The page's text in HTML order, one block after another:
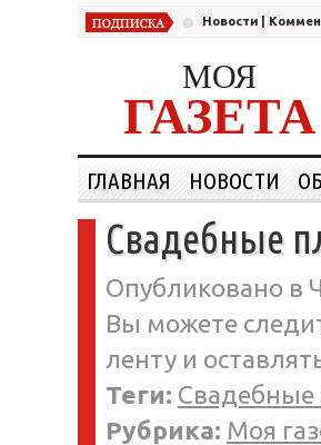
Новости
МОЯ
ГАЗЕТА
ГЛАВНАЯ НОВОСТИ
Свадебные
Опубликовано в
Вы можете
ленту и
Теги: Свадебные
Рубрика: Моя